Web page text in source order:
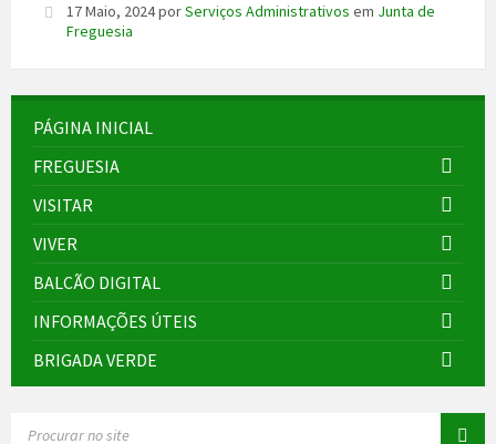
17 Maio, 2024porServiços Administrativos em Junta de
Freguesia
PÁGINA INICIAL
FREGUESIA
VISITAR
VIVER
BALCÃO DIGITAL
INFORMAÇÕES ÚTEIS
BRIGADA VERDE